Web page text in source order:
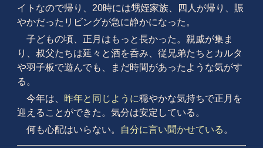
イトなので帰り、20時には甥姪家族、四人が帰り、賑
やかだったリビングが急に静かになった。
子どもの頃、正月はもっと長かった。親戚が集ま
り、叔父たちは延々と酒を呑み、従兄弟たちとカルタ
や羽子板で遊んでも、まだ時間があったような気がす
る。
今年は、 昨年と同じように穏やかな気持ちで正月を
迎えることができた。気分は安定している。
何も心配はいらない。
自分に言い聞かせている。